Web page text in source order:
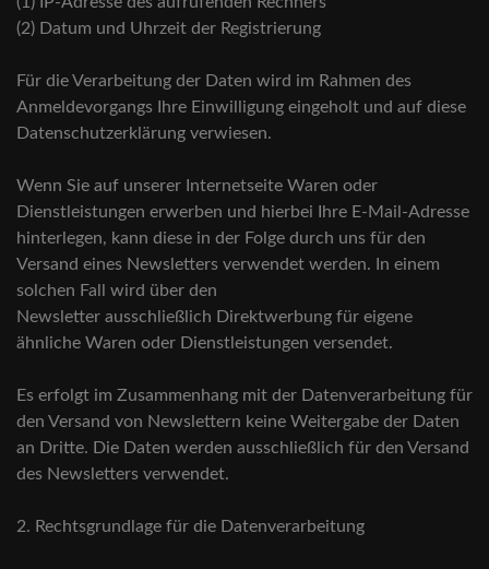
(2) Datum und Uhrzeit der Registrierung
Für die Verarbeitung der Daten wird im Rahmen des
Anmeldevorgangs Ihre Einwilligung eingeholt und auf diese
Datenschutzerklärung verwiesen.
Wenn Sie auf unserer Internetseite Waren oder
Dienstleistungen erwerben und hierbei Ihre E-Mail-Adresse
hinterlegen, kann diese in der Folge durch uns für den
Versand eines Newsletters verwendet werden. In einem
solchen Fall wird über den
Newsletter ausschließlich Direktwerbung für eigene
ähnliche Waren oder Dienstleistungen versendet.
Es erfolgt im Zusammenhang mit der Datenverarbeitung für
den Versand von Newslettern keine Weitergabe der Daten
an Dritte. Die Daten werden ausschließlich für den Versand
des Newsletters verwendet.
2. Rechtsgrundlage für die Datenverarbeitung